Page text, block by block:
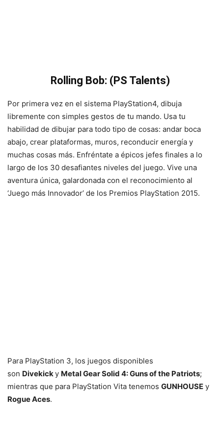
Rolling Bob: (PS Talents)
Por primera vez en el sistema PlayStation4, dibuja
libremente con simples gestos de tu mando. Usa tu
habilidad de dibujar para todo tipo de cosas: andar boca
abajo, crear plataformas, muros, reconducir energía y
muchas cosas más. Enfréntate a épicos jefes finales a lo
largo de los 30 desafiantes niveles del juego. Vive una
aventura única, galardonada con el reconocimiento al
‘Juego más Innovador’ de los Premios PlayStation 2015.
Para PlayStation 3, los juegos disponibles
son Divekicky Metal Gear Solid 4: Guns of the Patriots;
mientras que para PlayStation Vita tenemos GUNHOUSE y
Rogue Aces.